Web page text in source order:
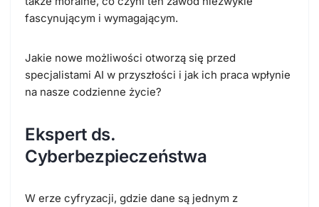
fascynującym i wymagającym.
Jakie nowe możliwości otworzą się przed
specjalistami AI w przyszłości i jak ich praca wpłynie
na nasze codzienne życie?
Ekspert ds.
Cyberbezpieczeństwa
W erze cyfryzacji, gdzie dane są jednym z